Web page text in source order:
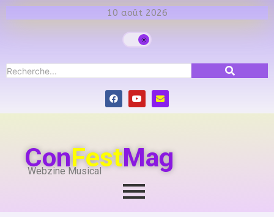
10 août 2026
ConFestMag
Webzine Musical